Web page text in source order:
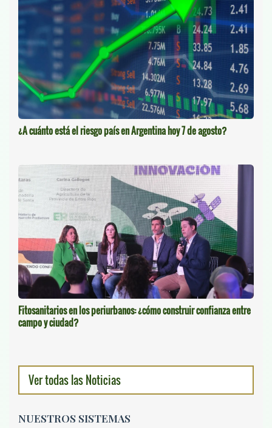
¿A cuánto está el riesgo país en Argentina hoy 7 de agosto?
Fitosanitarios en los periurbanos: ¿cómo construir confianza entre
campo y ciudad?
Ver todas las Noticias
NUESTROS SISTEMAS